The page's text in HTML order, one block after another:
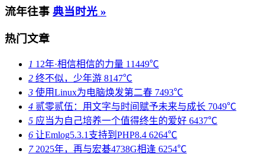
流年往事 典当时光 »
热门文章
1 12年·相信相信的力量 11449℃
2 终不似，少年游 8147℃
3 使用Linux为电脑焕发第二春 7493℃
4 贰零贰伍：用文字与时间赋予未来与成长 7049℃
5 应当为自己培养一个值得终生的爱好 6437℃
6 让Emlog5.3.1支持到PHP8.4 6264℃
72025年，再与宏碁4738G相逢 6254℃